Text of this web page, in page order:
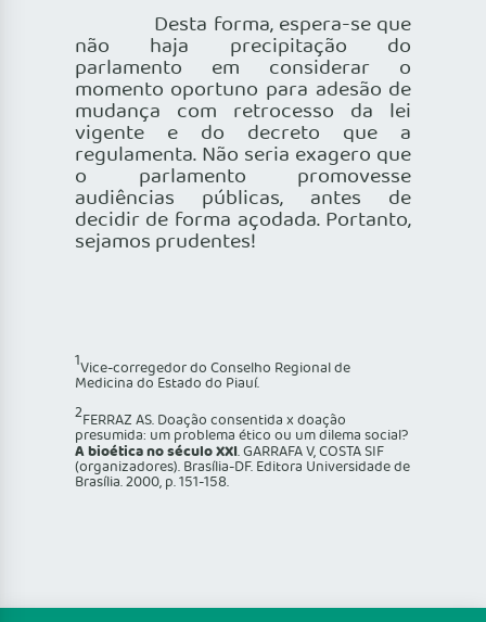
Desta forma, espera-se que
não haja precipitação do
parlamento em considerar o
momento oportuno para adesão de
mudança com retrocesso da lei
vigente e do decreto que a
regulamenta. Não seria exagero que
o parlamento promovesse
audiências públicas, antes de
decidir de forma açodada. Portanto,
sejamos prudentes!
1Vice-corregedor do Conselho Regional de
Medicina do Estado do Piauí.
2FERRAZ AS. Doação consentida x doação
presumida: um problema ético ou um dilema social?
A bioética no século XXI. GARRAFA V, COSTA SIF
(organizadores). Brasília-DF. Editora Universidade de
Brasília. 2000, p. 151-158.